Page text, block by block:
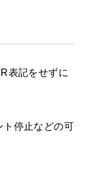
表記をせずに
ト停止などの可